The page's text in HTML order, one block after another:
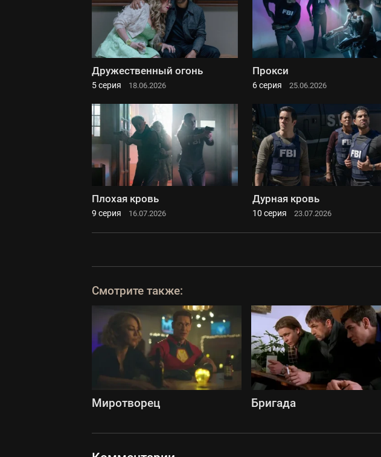
Дружественный огонь
5 серия 18.06.2026
Прокси
6 серия 25.06.2026
Плохая кровь
9 серия 16.07.2026
Дурная кровь
10 серия 23.07.2026
Смотрите также:
Миротворец Бригада